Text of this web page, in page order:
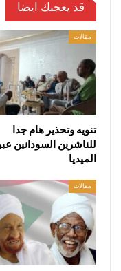
قد يعجبك ايضا
مقالات
تنويه وتحذير هام جدا
للناشرين السودانين
الميديا
مقالات